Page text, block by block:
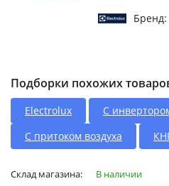
Бренд:
Подборки похожих
Electrolux
С
С притоком воздуха
Склад магазина: В наличии